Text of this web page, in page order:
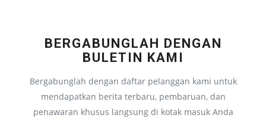
Semua
BERGABUNGLAH DENGAN
BULETIN KAMI
Bergabunglah dengan daftar pelanggan kami untuk
mendapatkan berita terbaru, pembaruan, dan
penawaran khusus langsung di kotak masuk Anda